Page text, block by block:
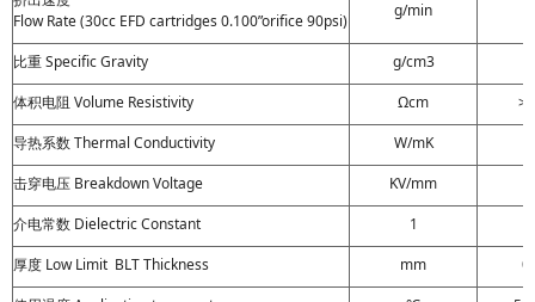
Flow Rate (30cc EFD cartridges 0.100”orifice 90psi)
g/min
比重Specific Gravity g/cm3
体积电阻 Volume Resistivity Ωcm
导热系数Thermal Conductivity W/mK
击穿电压 Breakdown Voltage KV/mm
介电常数 Dielectric Constant 1
厚度 Low Limit BLT Thickness mm